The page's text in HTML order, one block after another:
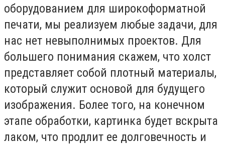
оборудованием для широкоформатной
печати, мы реализуем любые задачи, для
нас нет невыполнимых проектов. Для
большего понимания скажем, что холст
представляет собой плотный материалы,
который служит основой для будущего
изображения. Более того, на конечном
этапе обработки, картинка будет вскрыта
лаком, что продлит ее долговечность и